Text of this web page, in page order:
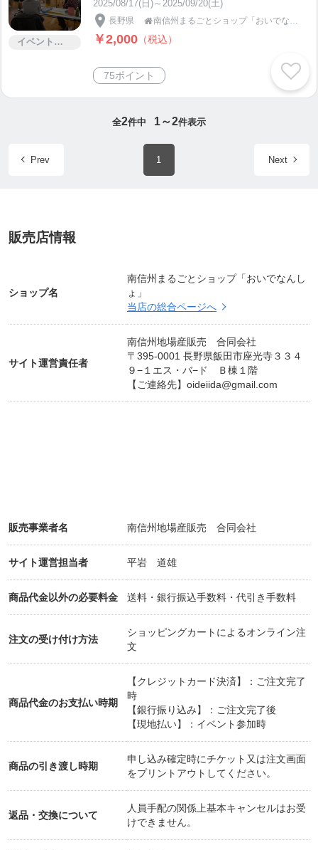
イベント・セミナー・交流会
2025/08/17(日)～2025/09/20(土)
長野県 
￥2,000 （税込）
75ポイント
全2件中 1～2件表示
Prev 1 Next
販売店情報
ショップ名
南信州まるごとショップ「おいでなんし
ょ」
当店の総合ページへ
サイト運営責任者
南信州地場産販売 合同会社
〒395-0001 長野県飯田市座光寺３３４
９−１エス・バ−ド Ｂ棟１階
【ご連絡先】 oideiida@gmail.com
販売事業者名 南信州地場産販売 合同会社
サイト運営担当者 平岩 道雄
商品代金以外の必要料金 送料・銀行振込手数料・代引き手数料
注文の受け付け方法
ショッピングカートによるオンライン注
文
商品代金のお支払い時期
【クレジットカード決済】：ご注文完了
時
【銀行振り込み】：ご注文完了後
【現地払い】：イベント参加時
商品の引き渡し時期
申し込み確定時にチケット又は注文画面
をプリントアウトしてください。
返品・交換について
人員手配の関係上基本キャンセルはお受
けできません。